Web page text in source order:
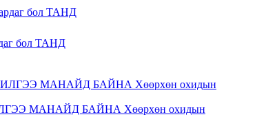
бол ТАНД
МАНАЙД БАЙНА Хөөрхөн охидын